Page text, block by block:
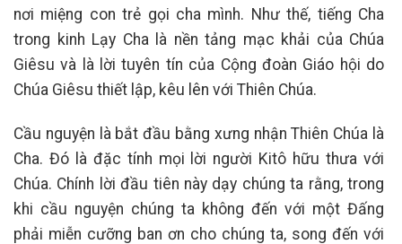
nơi miệng con trẻ gọi cha mình. Như thế, tiếng Cha
trong kinh Lạy Cha là nền tảng mạc khải của Chúa
Giêsu và là lời tuyên tín của Cộng đoàn Giáo hội do
Chúa Giêsu thiết lập, kêu lên với Thiên Chúa.
Cầu nguyện là bắt đầu bằng xưng nhận Thiên Chúa là
Cha. Đó là đặc tính mọi lời người Kitô hữu thưa với
Chúa. Chính lời đầu tiên này dạy chúng ta rằng, trong
khi cầu nguyện chúng ta không đến với một Đấng
phải miễn cưỡng ban ơn cho chúng ta, song đến với